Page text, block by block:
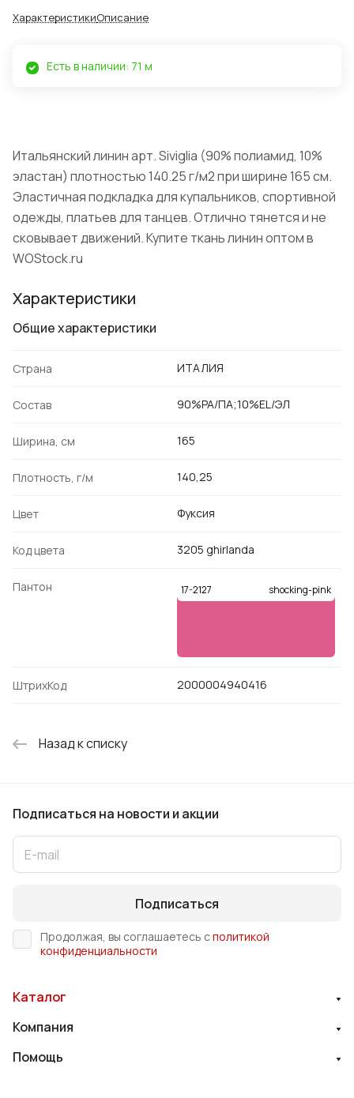
ХарактеристикиОписание
Есть в наличии: 71 м
Итальянский линин арт. Siviglia (90% полиамид, 10%
эластан) плотностью 140.25 г/м2 при ширине 165 см.
Эластичная подкладка для купальников, спортивной
одежды, платьев для танцев. Отлично тянется и не
сковывает движений. Купите ткань линин оптом в
WOStock.ru
Характеристики
Общие характеристики
Страна ИТАЛИЯ
Состав 90%PA/ПА;10%EL/ЭЛ
Ширина, см 165
Плотность, г/м 140,25
Цвет Фуксия
Код цвета 3205 ghirlanda
Пантон 17-2127 shocking-pink
ШтрихКод 2000004940416
Назад к списку
Подписаться на новости и акции
Подписаться
Продолжая, вы соглашаетесь сполитикой
конфиденциальности
Каталог
Компания
Помощь